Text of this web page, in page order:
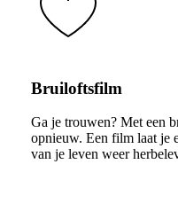
Bruiloftsfilm
Ga je trouwen? Met een
opnieuw. Een film laat je
van je leven weer